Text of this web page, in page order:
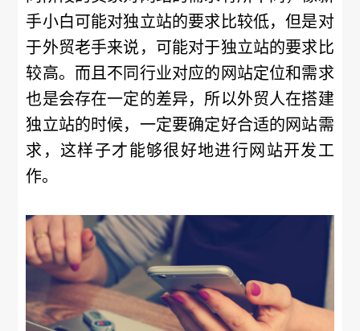
手小白可能对独立站的要求比较低，但是对
于外贸老手来说，可能对于独立站的要求比
较高。而且不同行业对应的网站定位和需求
也是会存在一定的差异，所以外贸人在搭建
独立站的时候，一定要确定好合适的网站需
求，这样子才能够很好地进行网站开发工
作。